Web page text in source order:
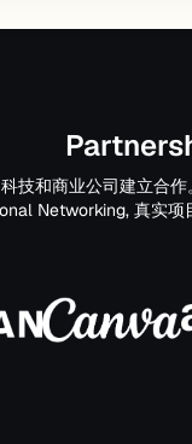
技和商业公司建立合
Networking, 真实项